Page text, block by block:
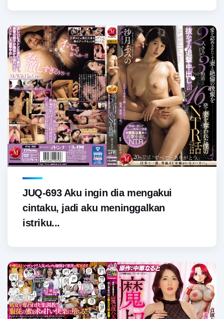
JUQ-693 Aku ingin dia mengakui
cintaku, jadi aku meninggalkan
istriku...